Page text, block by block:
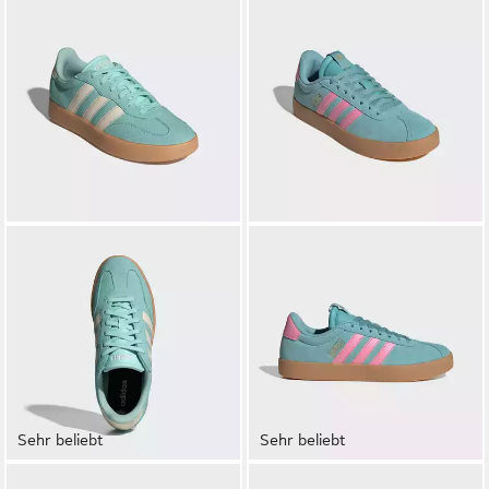
Sehr beliebt Sehr beliebt